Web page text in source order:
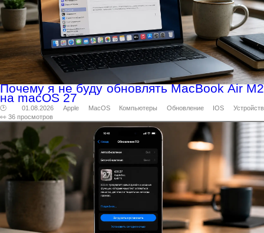
Почему я не буду обновлять MacBook Air M2
на macOS 27
🕑 01.08.2026 Apple MacOS Компьютеры Обновление IOS
Устройств
👀 36 просмотров